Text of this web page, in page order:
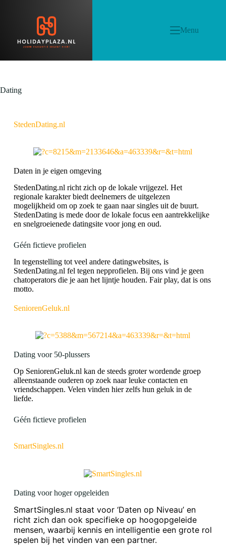
Menu
Dating
StedenDating.nl
Daten in je eigen omgeving
StedenDating.nl richt zich op de lokale vrijgezel. Het
regionale karakter biedt deelnemers de uitgelezen
mogelijkheid om op zoek te gaan naar singles uit de buurt.
StedenDating is mede door de lokale focus een aantrekkelijke
en snelgroeienede datingsite voor jong en oud.
Géén fictieve profielen
In tegenstelling tot veel andere datingwebsites, is
StedenDating.nl fel tegen nepprofielen. Bij ons vind je geen
chatoperators die je aan het lijntje houden. Fair play, dat is ons
motto.
SeniorenGeluk.nl
Dating voor 50-plussers
Op SeniorenGeluk.nl kan de steeds groter wordende groep
alleenstaande ouderen op zoek naar leuke contacten en
vriendschappen. Velen vinden hier zelfs hun geluk in de
liefde.
Géén fictieve profielen
SmartSingles.nl
Dating voor hoger opgeleiden
SmartSingles.nl staat voor ‘Daten op Niveau’ en
richt zich dan ook specifieke op hoogopgeleide
mensen, waarbij kennis en intelligentie een grote rol
spelen bij het vinden van een partner.